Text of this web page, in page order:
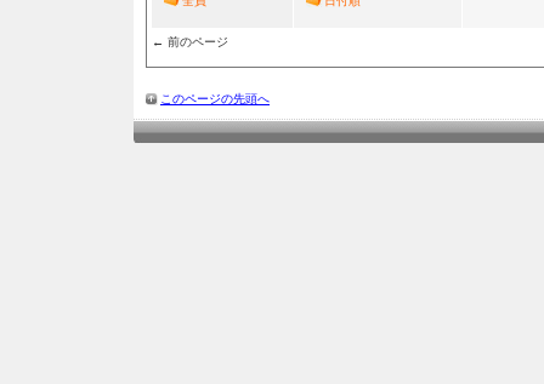
← 前のページ
このページの先頭へ